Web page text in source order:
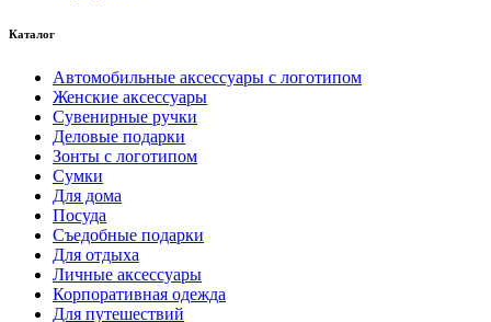
Каталог
Автомобильные аксессуары с логотипом
Женские аксессуары
Сувенирные ручки
Деловые подарки
Зонты с логотипом
Сумки
Для дома
Посуда
Съедобные подарки
Для отдыха
Личные аксессуары
Корпоративная одежда
Для путешествий